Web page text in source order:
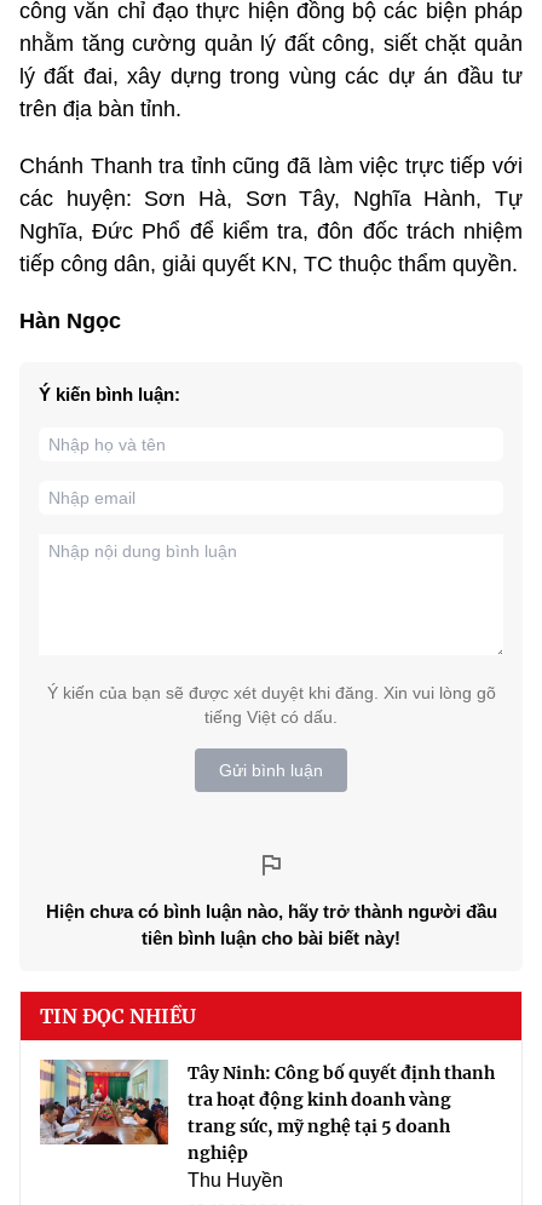
công văn chỉ đạo thực hiện đồng bộ các biện pháp
nhằm tăng cường quản lý đất công, siết chặt quản
lý đất đai, xây dựng trong vùng các dự án đầu tư
trên địa bàn tỉnh.
Chánh Thanh tra tỉnh cũng đã làm việc trực tiếp với
các huyện: Sơn Hà, Sơn Tây, Nghĩa Hành, Tự
Nghĩa, Đức Phổ để kiểm tra, đôn đốc trách nhiệm
tiếp công dân, giải quyết KN, TC thuộc thẩm quyền.
Hàn Ngọc
Ý kiến bình luận:
Ý kiến của bạn sẽ được xét duyệt khi đăng. Xin vui lòng gõ
tiếng Việt có dấu.
Gửi bình luận
Hiện chưa có bình luận nào, hãy trở thành người đầu
tiên bình luận cho bài biết này!
TIN ĐỌC NHIỀU
Tây Ninh: Công bố quyết định thanh
tra hoạt động kinh doanh vàng
trang sức, mỹ nghệ tại 5 doanh
nghiệp
Thu Huyền